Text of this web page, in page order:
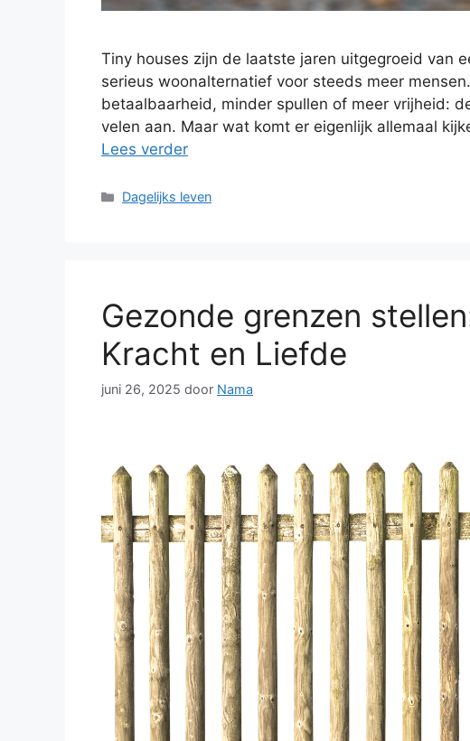
Tiny houses zijn de laatste jaren uitgegroeid van
serieus woonalternatief voor steeds meer
betaalbaarheid, minder spullen of meer vrijheid:
velen aan. Maar wat komt er eigenlijk allemaal
Lees verder
Categorieën
Dagelijks leven
Gezonde grenzen
Kracht en Liefde
juni 26, 2025 door Nama